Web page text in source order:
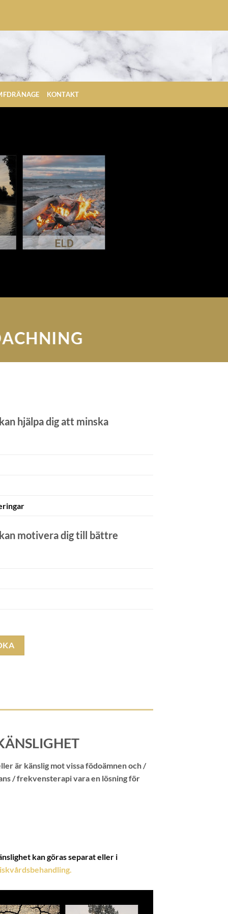
KONTAKT
hjälpa dig att minska
motivera dig till bättre
är känslig mot vissa födoämnen och /
/ frekvensterapi vara en lösning för
kan göras separat eller i